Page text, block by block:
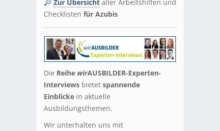
Zur Übersichtaller Arbeitshilfen und
Checklisten für Azubis
Die Reihe wirAUSBILDER-Experten-
Interviews bietet spannende
Einblicke in aktuelle
Ausbildungsthemen.
Wir unterhalten uns mit